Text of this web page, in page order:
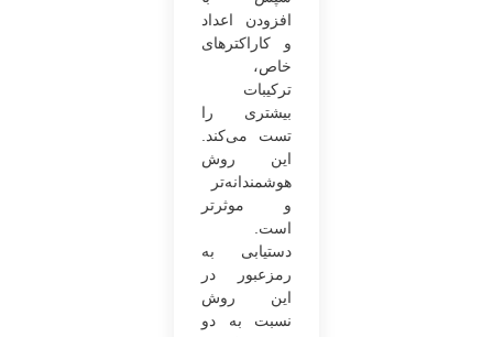
افزودن اعداد
و کاراکترهای
خاص،
ترکیبات
بیشتری را
تست می‌کند.
این روش
هوشمندانه‌تر
و موثرتر
است.
دستیابی به
رمزعبور در
این روش
نسبت به دو